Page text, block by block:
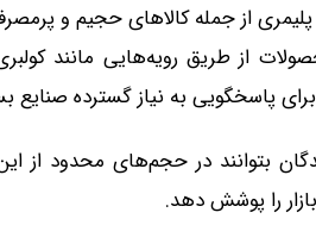
و پلیمری از جمله کالاهای حجیم و
از طریق رویه‌هایی مانند
پاسخگویی به نیاز گسترده صنایع
بتوانند در حجم‌های محدود از
را پوشش دهد.